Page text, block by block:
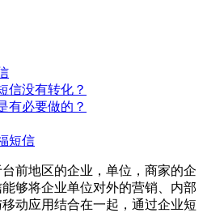
信没有转化？
有必要做的？
短信
前地区的企业，单位，商家的企
够将企业单位对外的营销、内部
动应用结合在一起，通过企业短